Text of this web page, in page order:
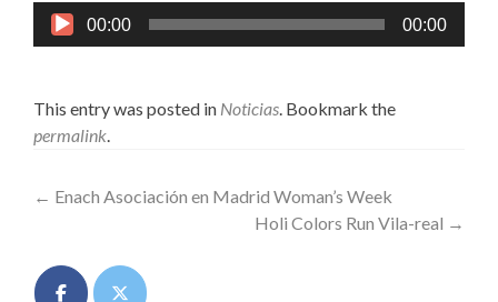
Reproductor
00:00 00:00
This entry was posted in Noticias. Bookmark the
permalink.
Post
← Enach Asociación en Madrid Woman’s Week
Holi Colors Run Vila-real →